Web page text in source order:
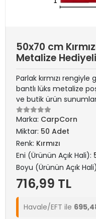
50x70 cm
Metalize
Parlak kırmızı
bantlı lüks metalize
ve butik ürün
Marka: CarpCorn
Miktar: 50 Adet
Renk: Kırmızı
Eni (Ürünün Açık Hali):
Boyu (Ürünün Açık
716,99 TL
Havale/EFT ile